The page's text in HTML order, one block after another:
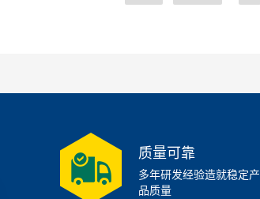
质量可靠
多年研发经验造就稳定产
品质量